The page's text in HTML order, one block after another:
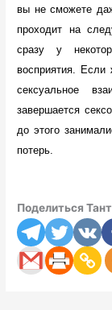
вы не сможете
проходит на
сразу у
восприятия.
сексуальное
завершается
до этого
потерь.
Поделиться